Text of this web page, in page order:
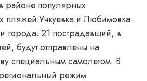
популярных
пляжей Учкуевка и Любимовка
города. 21 пострадавший, в
будут отправлены на
специальным самолетом. В
режим